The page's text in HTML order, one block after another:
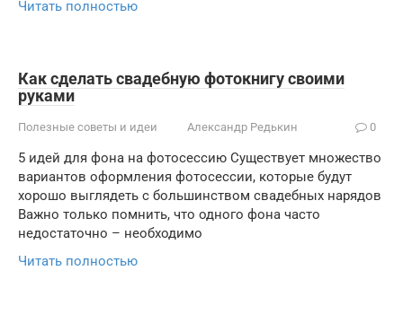
Читать полностью
Как сделать свадебную фотокнигу своими
руками
Полезные советы и идеи Александр Редькин 0
5 идей для фона на фотосессию Существует множество
вариантов оформления фотосессии, которые будут
хорошо выглядеть с большинством свадебных нарядов
Важно только помнить, что одного фона часто
недостаточно – необходимо
Читать полностью